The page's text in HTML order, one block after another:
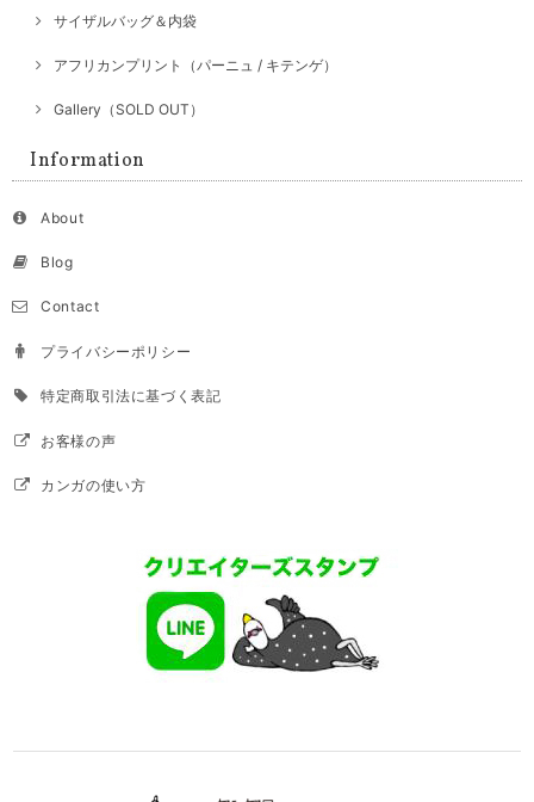
サイザルバッグ＆内袋
アフリカンプリント（パーニュ / キテンゲ）
Gallery（SOLD OUT）
Information
About
Blog
Contact
プライバシーポリシー
特定商取引法に基づく表記
お客様の声
カンガの使い方